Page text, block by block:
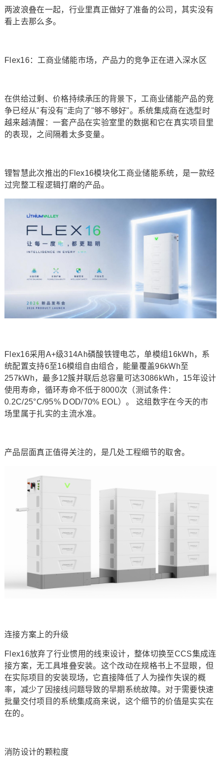
两波浪叠在一起，行业里真正做好了准备的公司，其实没有
看上去那么多。
Flex16：工商业储能市场，产品力的竞争正在进入深水区
在供给过剩、价格持续承压的背景下，工商业储能产品的竞
争已经从"有没有"走向了"够不够好"。系统集成商在选型时
越来越清醒：一套产品在实验室里的数据和它在真实项目里
的表现，之间隔着太多变量。
锂智慧此次推出的Flex16模块化工商业储能系统，是一款经
过完整工程逻辑打磨的产品。
Flex16采用A+级314Ah磷酸铁锂电芯，单模组16kWh，系
统配置支持6至16模组自由组合，能量覆盖96kWh至
257kWh，最多12簇并联后总容量可达3086kWh，15年设计
使用寿命，循环寿命不低于8000次（测试条件：
0.2C/25°C/95% DOD/70% EOL）。 这组数字在今天的市
场里属于扎实的主流水准。
产品层面真正值得关注的，是几处工程细节的取舍。
连接方案上的升级
Flex16放弃了行业惯用的线束设计，整体切换至CCS集成连
接方案，无工具堆叠安装。这个改动在规格书上不显眼，但
在实际项目的安装现场，它直接降低了人为操作失误的概
率，减少了因接线问题导致的早期系统故障。对于需要快速
批量交付项目的系统集成商来说，这个细节的价值是实实在
在的。
消防设计的颗粒度